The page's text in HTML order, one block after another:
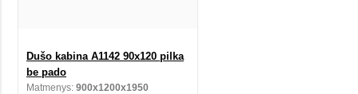
Dušo kabina A1142 90x120 pilka
be pado
Matmenys: 900x1200x1950